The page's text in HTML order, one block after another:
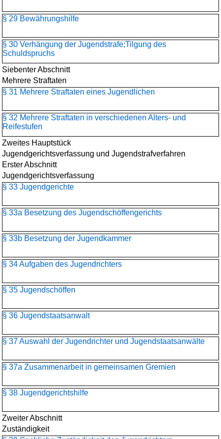
§ 29 Bewährungshilfe
§ 30 Verhängung der Jugendstrafe;Tilgung des
Schuldspruchs
Siebenter Abschnitt
Mehrere Straftaten
§ 31 Mehrere Straftaten eines Jugendlichen
§ 32 Mehrere Straftaten in verschiedenen Alters- und
Reifestufen
Zweites Hauptstück
Jugendgerichtsverfassung und Jugendstrafverfahren
Erster Abschnitt
Jugendgerichtsverfassung
§ 33 Jugendgerichte
§ 33a Besetzung des Jugendschöffengerichts
§ 33b Besetzung der Jugendkammer
§ 34 Aufgaben des Jugendrichters
§ 35 Jugendschöffen
§ 36 Jugendstaatsanwalt
§ 37 Auswahl der Jugendrichter und Jugendstaatsanwälte
§ 37a Zusammenarbeit in gemeinsamen Gremien
§ 38 Jugendgerichtshilfe
Zweiter Abschnitt
Zuständigkeit